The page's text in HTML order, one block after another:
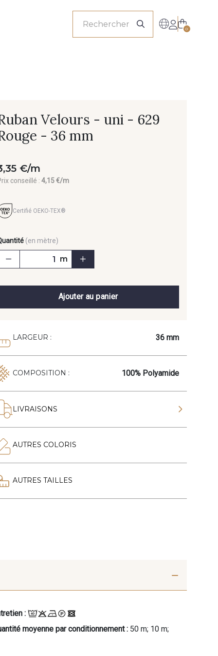
0
Velours - uni - 629
- 36 mm
€/m
conseillé :4,15 €/m
Certifié OEKO-TEX®
(en mètre)
m
Ajouter au panier
LARGEUR : 36 mm
COMPOSITION : 100% Polyamide
LIVRAISONS
AUTRES COLORIS
AUTRES TAILLES
:
moyenne par conditionnement : 50 m; 10 m;